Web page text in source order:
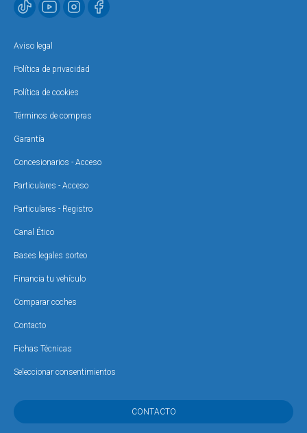
Aviso legal
Política de privacidad
Política de cookies
Términos de compras
Garantía
Concesionarios - Acceso
Particulares - Acceso
Particulares - Registro
Canal Ético
Bases legales sorteo
Financia tu vehículo
Comparar coches
Contacto
Fichas Técnicas
Seleccionar consentimientos
CONTACTO